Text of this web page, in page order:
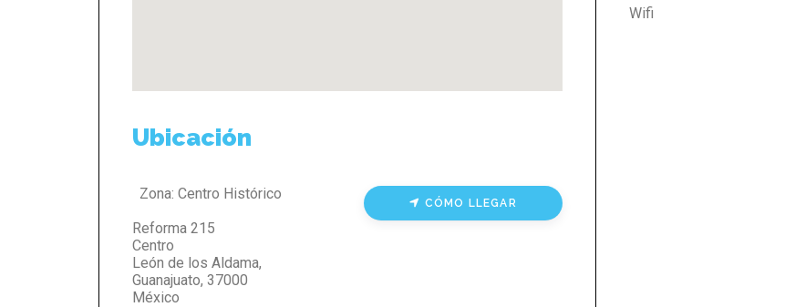
Ubicación
Zona: Centro Histórico
Reforma 215
Centro
León de los Aldama,
Guanajuato, 37000
México
CÓMO LLEGAR
Wifi